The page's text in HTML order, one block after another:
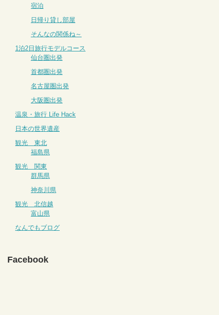
宿泊
日帰り貸し部屋
そんなの関係ね～
1泊2日旅行モデルコース
仙台圏出発
首都圏出発
名古屋圏出発
大阪圏出発
温泉・旅行 Life Hack
日本の世界遺産
観光 東北
福島県
観光 関東
群馬県
神奈川県
観光 北信越
富山県
なんでもブログ
Facebook